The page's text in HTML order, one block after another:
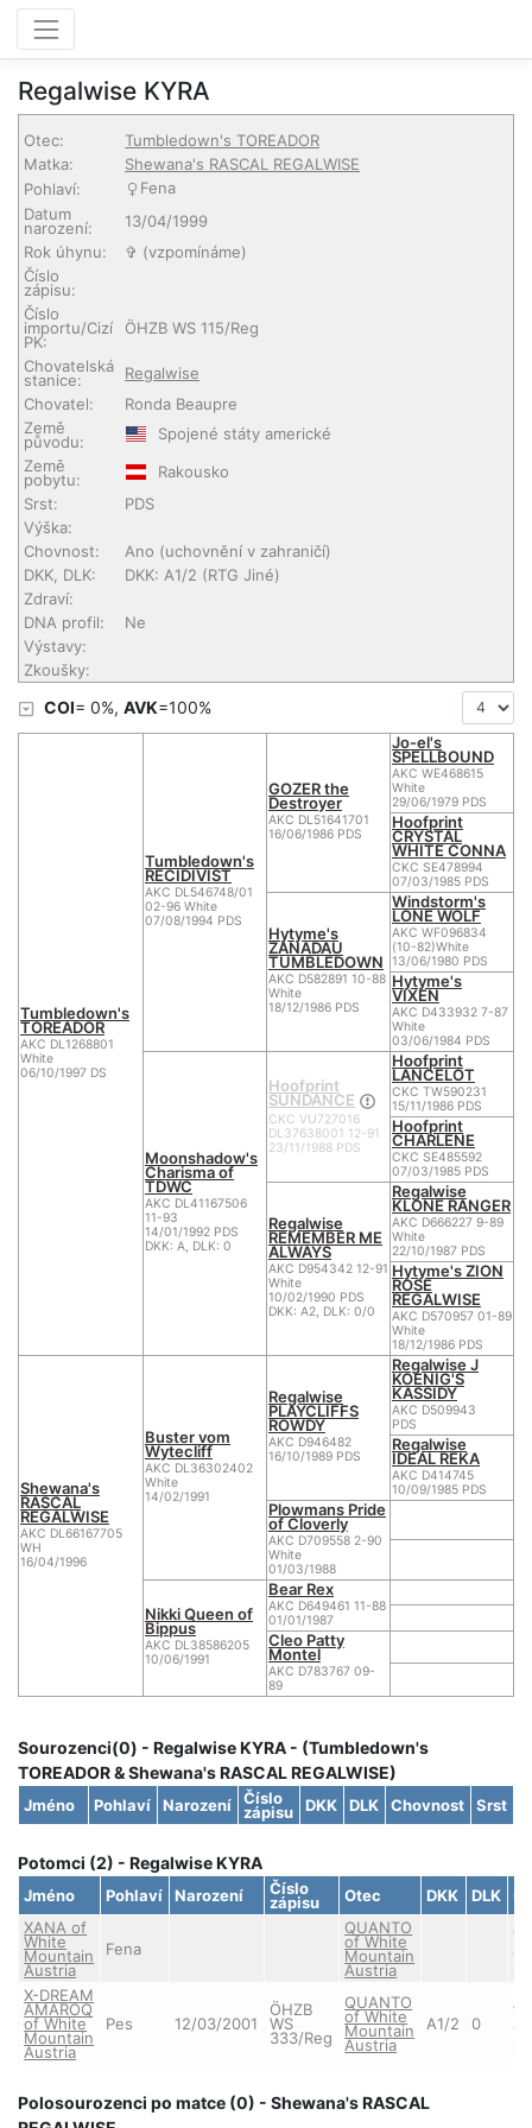
Regalwise KYRA
Otec:
Tumbledown's TOREADOR
Matka:
Shewana's RASCAL REGALWISE
Pohlaví:
Fena
Datum
narození:
13/04/1999
Rok úhynu:
✞ (vzpomínáme)
Číslo
zápisu:
Číslo
importu/Cizí
PK:
ÖHZB WS 115/Reg
Chovatelská
stanice:
Regalwise
Chovatel:
Ronda Beaupre
Země
původu:
Spojené státy americké
Země
pobytu:
Rakousko
Srst:
PDS
Výška:
Chovnost:
Ano (uchovnění v zahraničí)
DKK, DLK:
DKK: A1/2 (RTG Jiné)
Zdraví:
DNA profil:
Ne
Výstavy:
Zkoušky:
COI= 0%, AVK=100%
Tumbledown's
TOREADOR
AKC DL1268801
White
06/10/1997 DS
Tumbledown's
RECIDIVIST
AKC DL546748/01
02-96 White
07/08/1994 PDS
GOZER the
Destroyer
AKC DL51641701
16/06/1986 PDS
Jo-el's
SPELLBOUND
AKC WE468615
White
29/06/1979 PDS
Hoofprint
CRYSTAL
WHITE CONNA
CKC SE478994
07/03/1985 PDS
Hytyme's
ZANADAU
TUMBLEDOWN
AKC D582891 10-88
White
18/12/1986 PDS
Windstorm's
LONE WOLF
AKC WF096834
(10-82)White
13/06/1980 PDS
Hytyme's
VIXEN
AKC D433932 7-87
White
03/06/1984 PDS
Moonshadow's
Charisma of
TDWC
AKC DL41167506
11-93
14/01/1992 PDS
DKK: A, DLK: 0
Hoofprint
SUNDANCE
CKC VU727016
DL37638001 12-91
23/11/1988 PDS
Hoofprint
LANCELOT
CKC TW590231
15/11/1986 PDS
Hoofprint
CHARLENE
CKC SE485592
07/03/1985 PDS
Regalwise
REMEMBER ME
ALWAYS
AKC D954342 12-91
White
10/02/1990 PDS
DKK: A2, DLK: 0/0
Regalwise
KLONE RANGER
AKC D666227 9-89
White
22/10/1987 PDS
Hytyme's ZION
ROSE
REGALWISE
AKC D570957 01-89
White
18/12/1986 PDS
Shewana's
RASCAL
REGALWISE
AKC DL66167705
WH
16/04/1996
Buster vom
Wytecliff
AKC DL36302402
White
14/02/1991
Regalwise
PLAYCLIFFS
ROWDY
AKC D946482
16/10/1989 PDS
Regalwise J
KOENIG'S
KASSIDY
AKC D509943
PDS
Regalwise
IDEAL REKA
AKC D414745
10/09/1985 PDS
Plowmans Pride
of Cloverly
AKC D709558 2-90
White
01/03/1988
Nikki Queen of
Bippus
AKC DL38586205
10/06/1991
Bear Rex
AKC D649461 11-88
01/01/1987
Cleo Patty
Montel
AKC D783767 09-
89
Sourozenci(0) - Regalwise KYRA - (Tumbledown's
TOREADOR & Shewana's RASCAL REGALWISE)
Jméno Pohlaví Narození Číslo
zápisu DKK DLK Chovnost Srst
Potomci (2) - Regalwise KYRA
Jméno Pohlaví Narození Číslo
zápisu Otec DKK DLK
XANA of
White
Mountain
Austria
Fena
QUANTO
of White
Mountain
Austria
v
X-DREAM
AMAROQ
of White
Mountain
Austria
Pes 12/03/2001
ÖHZB
WS
333/Reg
QUANTO
of White
Mountain
Austria
A1/2 0 v
Polosourozenci po matce (0) - Shewana's RASCAL